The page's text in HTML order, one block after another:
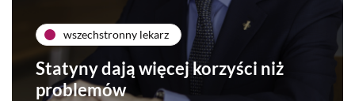
wszechstronny lekarz
Statyny dają więcej korzyści niż
problemów